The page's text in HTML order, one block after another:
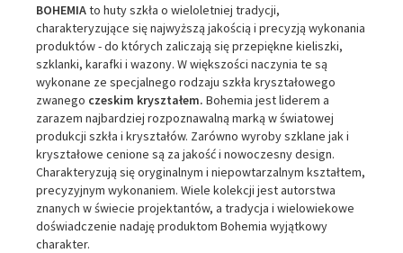
BOHEMIAto huty szkła o wieloletniej tradycji,
charakteryzujące się najwyższą jakością i precyzją wykonania
produktów - do których zaliczają się przepiękne kieliszki,
szklanki, karafki i wazony. W większości naczynia te są
wykonane ze specjalnego rodzaju szkła kryształowego
zwanego czeskim kryształem. Bohemia jest liderem a
zarazem najbardziej rozpoznawalną marką w światowej
produkcji szkła i kryształów. Zarówno wyroby szklane jak i
kryształowe cenione są za jakość i nowoczesny design.
Charakteryzują się oryginalnym i niepowtarzalnym kształtem,
precyzyjnym wykonaniem. Wiele kolekcji jest autorstwa
znanych w świecie projektantów, a tradycja i wielowiekowe
doświadczenie nadaję produktom Bohemia wyjątkowy
charakter.